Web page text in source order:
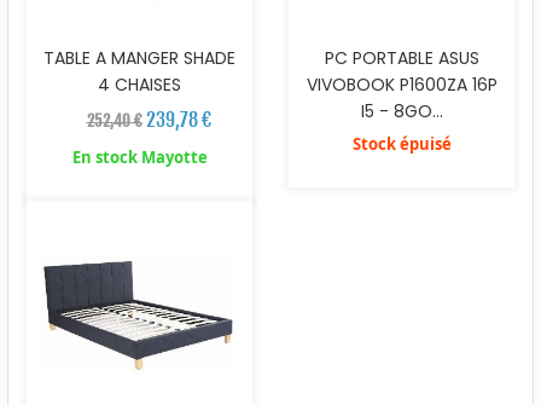
TABLE A MANGER SHADE
4 CHAISES
252,40 € 239,78 €
En stock Mayotte
PC PORTABLE ASUS
VIVOBOOK P1600ZA 16P
I5 - 8GO...
Stock épuisé